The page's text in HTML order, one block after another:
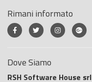
Rimani informato
Dove Siamo
RSH Software House srl